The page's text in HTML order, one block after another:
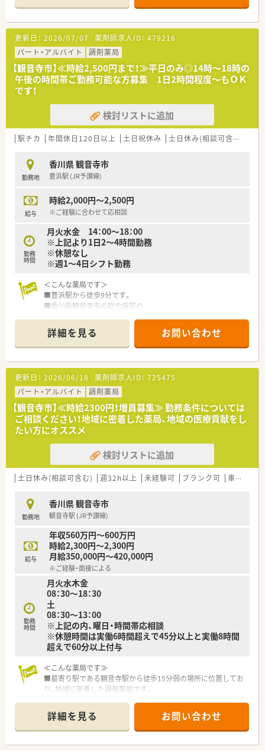
評価して頂ける環境が整っています。
＜業務内容＞
■消火器内科・婦人科・整形外科の処方箋がメインです。
■薬剤師は常時2名在籍を予定しています。
＜研修制度＞
■現場でのOJTがメインとなります。
＜法人特徴＞
■香川県内に系列の法人があり、数店舗の薬局がグループとして
運営しています。
■オープニングスタッフとして勤務希望の方
■地域密着型の薬局で勤務希望の方
等々…
少しでも気になった方はお問い合わせくださいませ
更新日： 2026/07/07 薬剤師求人ID： 479216
パート・アルバイト
調剤薬局
【観音寺市】≪時給2,500円まで！≫平日のみ◎14時～18時の
午後の時間帯ご勤務可能な方募集 1日2時間程度～もＯＫ
です！
検討リストに追加
駅チカ 年間休日120日以上 土日祝休み 土日休み(相談可含む)
勤務地
香川県 観音寺市
豊浜駅 (JR予讃線)
給与
時給2,000円～2,500円
※ご経験に合わせて応相談
勤務
時間
月火水金 14：00～18：00
※上記より1日2～4時間勤務
※休憩なし
※週1～4日シフト勤務
＜こんな薬局です＞
■豊浜駅から徒歩9分です。
■香川県観音寺市の総合病院の
■近隣に内科のクリニックもございますので、
総合科目も内科も学ぶ事が可能です。
■こちらの店舗のみとなっておりますので、
店舗異動もございません。
■投薬口は2台ございます。
■待合室から調剤室が見える様な
大きな窓がある作りになっています。
■待合スペースには13人程座れるスペースがあり
患者様が待ち時間もゆっくり過ごせる用
■一般医薬品やスキンケア用品、
介護用品の取り扱いもございます。
■1日2時間の勤務も相談可能です。
午後の時間帯に勤務出来る方、歓迎致します！
＜業務内容＞
業務に従事していただきます。
＜研修制度＞
■メーカー研修も定期的に実施しています。
＜こんな方にもオススメ＞
■Wワークをしたい方
■隙間時間に少しだけ働きたい方
■扶養内で働きたい方
等々気になる方はお気軽にお問い合わせ下さい！
詳細を見る お問い合わせ
更新日： 2026/06/18 薬剤師求人ID： 725475
パート・アルバイト
調剤薬局
【観音寺市】≪時給2300円！増員募集≫ 勤務条件については
ご相談ください！地域に密着した薬局、地域の医療貢献をし
たい方にオススメ
検討リストに追加
土日休み(相談可含む) 週32h以上 未経験可 ブランク可 車通勤可
勤務地
香川県 観音寺市
観音寺駅 (JR予讃線)
給与
年収560万円～600万円
時給2,300円～2,300円
月給350,000円～420,000円
※ご経験・面接による
勤務
時間
月火水木金
08：30～18：30
土
08：30～13：00
※上記の内、曜日・時間帯応相談
※休憩時間は実働6時間超えで45分以上と実働8時間
超えで60分以上付与
≪こんな薬局です≫
■最寄り駅である観音寺駅から徒歩15分弱の場所に位置してお
り、地域に密着した調剤薬局です。
診療科目の処方箋を応需しています。
■1日あたり50枚から60枚の処方箋を安定して受け付けており、
地域医療に深く貢献できる環境です。
詳細を見る お問い合わせ